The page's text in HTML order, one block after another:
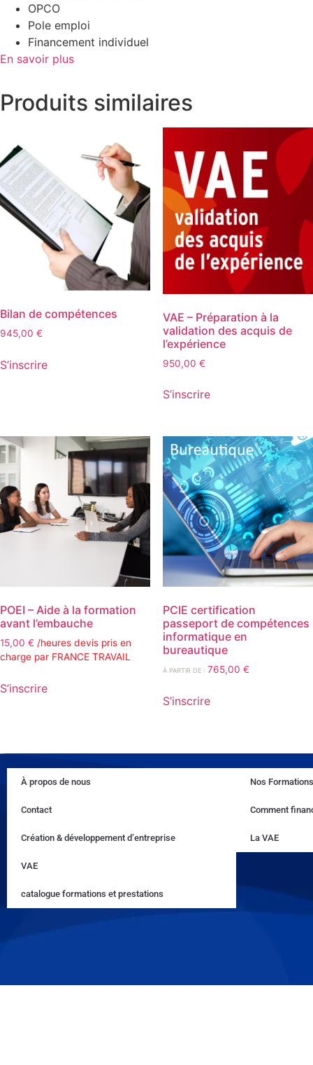
OPCO
Pole emploi
Financement individuel
En savoir plus
Produits similaires
Bilan de compétences
945,00 €
S’inscrire
VAE – Préparation à la
validation des acquis de
l’expérience
950,00 €
S’inscrire
POEI – Aide à la formation
avant l’embauche
15,00 € /heures devis pris en
charge par FRANCE TRAVAIL
S’inscrire
PCIE certification
passeport de compétences
informatique en
bureautique
À PARTIR DE : 765,00 €
S’inscrire
À propos de nous
Contact
Création & développement d’entreprise
VAE
catalogue formations et prestations
Nos
Comment
La VAE